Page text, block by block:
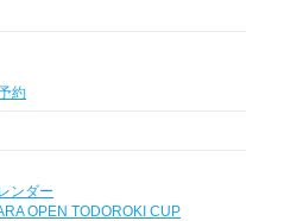
約
ンダー
OPEN TODOROKI CUP